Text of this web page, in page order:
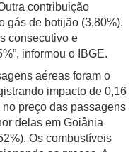
contribuição
gás de botijão (3,80%),
consecutivo e
informou o IBGE.
aéreas foram o
impacto de 0,16
preço das passagens
delas em Goiânia
Os combustíveis